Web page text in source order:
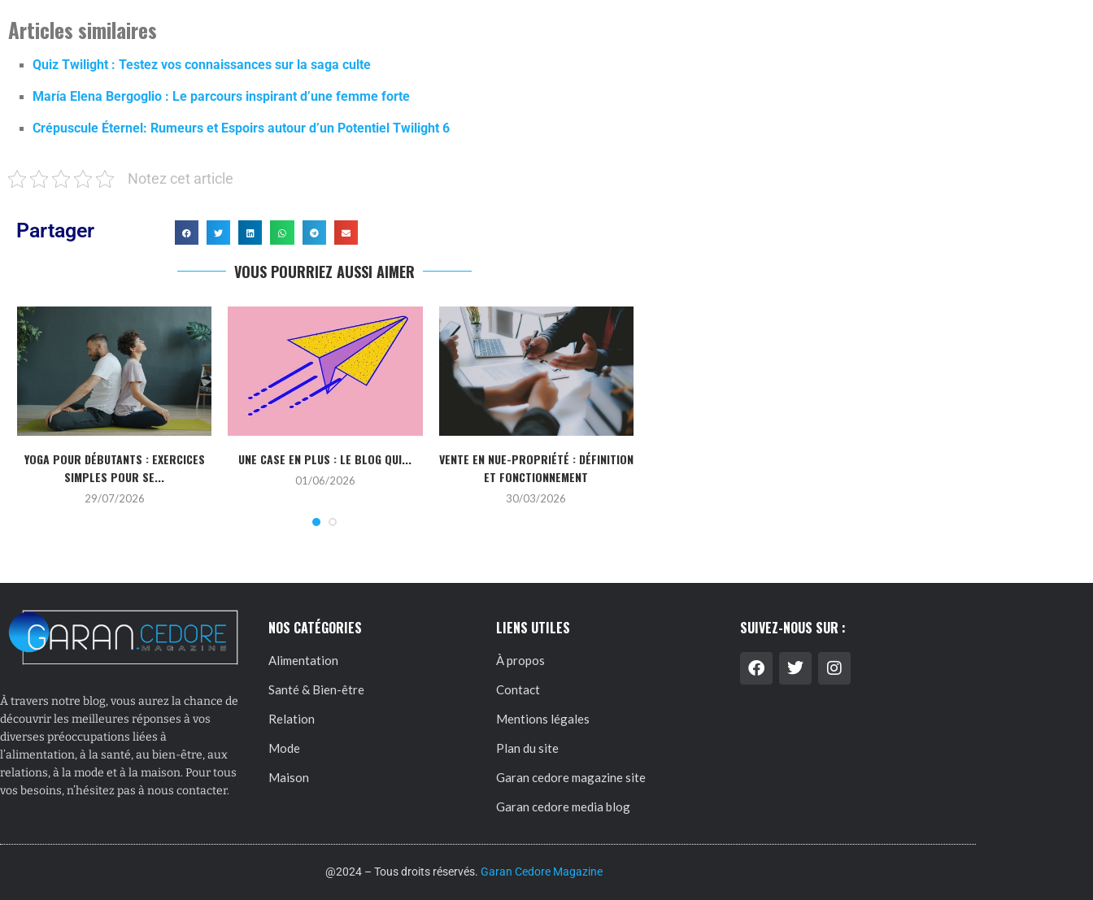
Articles similaires
Quiz Twilight : Testez vos connaissances sur la saga culte
María Elena Bergoglio : Le parcours inspirant d’une femme forte
Crépuscule Éternel: Rumeurs et Espoirs autour d’un Potentiel Twilight 6
Notez cet article
Partager
VOUS POURRIEZ AUSSI AIMER
YOGA POUR DÉBUTANTS : EXERCICES
SIMPLES POUR SE...
29/07/2026
UNE CASE EN PLUS : LE BLOG QUI...
01/06/2026
VENTE EN NUE-PROPRIÉTÉ : DÉFINITION
ET FONCTIONNEMENT
30/03/2026
À travers notre blog, vous aurez la chance de
découvrir les meilleures réponses à vos
diverses préoccupations liées à
l’alimentation, à la santé, au bien-être, aux
relations, à la mode et à la maison. Pour tous
vos besoins, n’hésitez pas à nous contacter.
NOS CATÉGORIES
Alimentation
Santé & Bien-être
Relation
Mode
Maison
LIENS UTILES
À propos
Contact
Mentions légales
Plan du site
Garan cedore magazine site
Garan cedore media blog
SUIVEZ-NOUS SUR :
@2024 – Tous droits réservés. Garan Cedore Magazine